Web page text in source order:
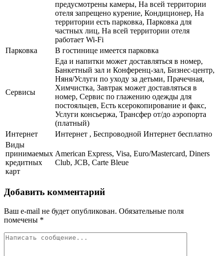
предусмотрены камеры, На всей территории
отеля запрещено курение, Кондиционер, На
территории есть парковка, Парковка для
частных лиц, На всей территории отеля
работает Wi-Fi
Парковка
В гостинице имеется парковка
Сервисы
Еда и напитки может доставляться в номер,
Банкетный зал и Конференц-зал, Бизнес-центр,
Няня/Услуги по уходу за детьми, Прачечная,
Химчистка, Завтрак может доставляться в
номер, Сервис по глажению одежды для
постояльцев, Есть ксерокопирование и факс,
Услуги консьержа, Трансфер от/до аэропорта
(платный)
Интернет
Интернет , Беспроводной Интернет бесплатно
Виды
принимаемых
кредитных
карт
American Express, Visa, Euro/Mastercard, Diners
Club, JCB, Carte Bleue
Добавить комментарий
Ваш e-mail не будет опубликован. Обязательные поля
помечены *